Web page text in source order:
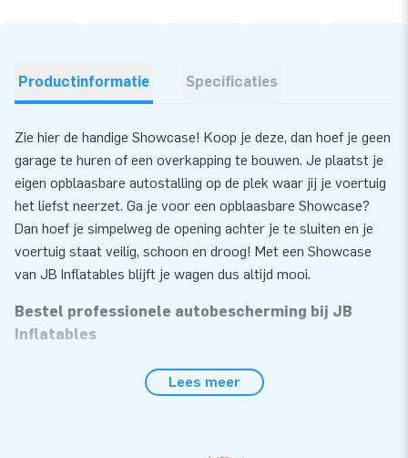
Productinformatie Specificaties
Zie hier de handige Showcase! Koop je deze, dan hoef je geen
garage te huren of een overkapping te bouwen. Je plaatst je
eigen opblaasbare autostalling op de plek waar jij je voertuig
het liefst neerzet. Ga je voor een opblaasbare Showcase?
Dan hoef je simpelweg de opening achter je te sluiten en je
voertuig staat veilig, schoon en droog! Met een Showcase
van JB Inflatables blijft je wagen dus altijd mooi.
Bestel professionele autobescherming bij JB
Inflatables
Bij JB Inflatables bestel je makkelijk en snel je opblaasbare
autostalling en opblaasbare motorstalling. De professionele
Lees meer